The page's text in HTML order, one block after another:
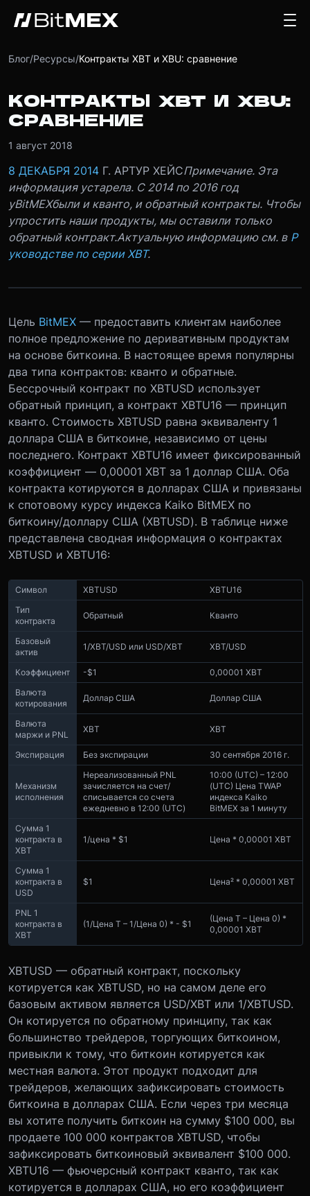
Блог/Ресурсы/Контракты XBT и XBU: сравнение
КОНТРАКТЫ XBT И XBU:
СРАВНЕНИЕ
1 август 2018
8 ДЕКАБРЯ 2014 Г. АРТУР ХЕЙСПримечание. Эта
информация устарела. С 2014 по 2016 год
уBitMEXбыли и кванто, и обратный контракты. Чтобы
упростить наши продукты, мы оставили только
обратный контракт.Актуальную информацию см. в Р
уководстве по серии XBT.
Цель BitMEX — предоставить клиентам наиболее
полное предложение по деривативным продуктам
на основе биткоина. В настоящее время популярны
два типа контрактов: кванто и обратные.
Бессрочный контракт по XBTUSD использует
обратный принцип, а контракт XBTU16 — принцип
кванто. Стоимость XBTUSD равна эквиваленту 1
доллара США в биткоине, независимо от цены
последнего. Контракт XBTU16 имеет фиксированный
коэффициент — 0,00001 XBT за 1 доллар США. Оба
контракта котируются в долларах США и привязаны
к спотовому курсу индекса Kaiko BitMEX по
биткоину/доллару США (XBTUSD). В таблице ниже
представлена сводная информация о контрактах
XBTUSD и XBTU16:
Символ XBTUSD
XBTU16
Тип
контракта
Обратный Кванто
Базовый
актив
1/XBT/USD или USD/XBT XBT/USD
Коэффициент -$1
0,00001 XBT
Валюта
котирования
Доллар США Доллар США
Валюта
маржи и PNL
XBT XBT
Экспирация Без экспирации 30 сентября 2016 г.
Механизм
исполнения
Нереализованный PNL
зачисляется на счет/
списывается со счета
ежедневно в 12:00 (UTC)
10:00 (UTC) – 12:00
(UTC) Цена TWAP
индекса Kaiko
BitMEX за 1 минуту
Сумма 1
контракта в
XBT
1/цена * $1 Цена * 0,00001 XBT
Сумма 1
контракта в
USD
$1 Цена² * 0,00001 XBT
PNL 1
контракта в
XBT
(1/Цена T – 1/Цена 0) * - $1
(Цена T – Цена 0) *
0,00001 XBT
XBTUSD — обратный контракт, поскольку
котируется как XBTUSD, но на самом деле его
базовым активом является USD/XBT или 1/XBTUSD.
Он котируется по обратному принципу, так как
большинство трейдеров, торгующих биткоином,
привыкли к тому, что биткоин котируется как
местная валюта. Этот продукт подходит для
трейдеров, желающих зафиксировать стоимость
биткоина в долларах США. Если через три месяца
вы хотите получить биткоин на сумму $100 000, вы
продаете 100 000 контрактов XBTUSD, чтобы
зафиксировать биткоиновый эквивалент $100 000.
XBTU16 — фьючерсный контракт кванто, так как
котируется в долларах США, но его коэффициент